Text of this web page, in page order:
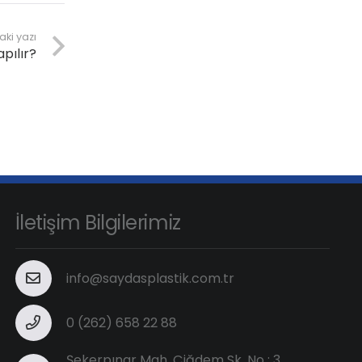
yazı
İletişim Bilgilerimiz
info@saydasplastik.com.tr
0 (262) 658 22 88